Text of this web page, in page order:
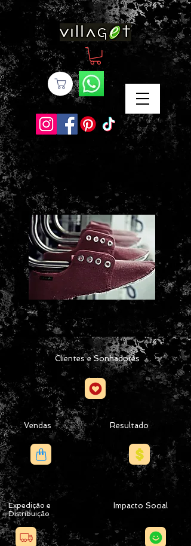
Clientes e Sonhadores
Vendas Resultado
Expedição e
Distribuição
Impacto Social